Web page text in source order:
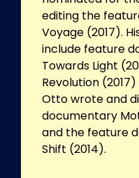
editing the
Voyage (2017).
include feature
Towards Light
Revolution
Otto wrote and
documentary
and the feature
Shift (2014).